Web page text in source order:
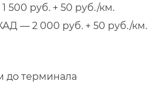
500 руб. + 50 руб./км.
— 2 000 руб. + 50 руб./км.
до терминала